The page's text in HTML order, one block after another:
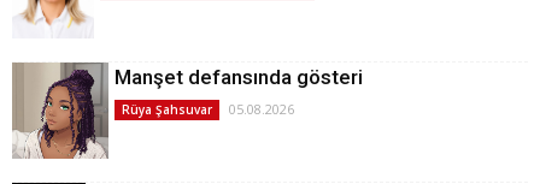
Manşet defansında gösteri
Rüya Şahsuvar 05.08.2026